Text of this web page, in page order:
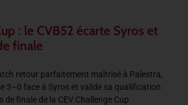
: le CVB52 écarte Syros et
finale
retour parfaitement maîtrisé à Palestra,
3–0 face à Syros et valide sa qualification
de finale de la CEV Challenge Cup